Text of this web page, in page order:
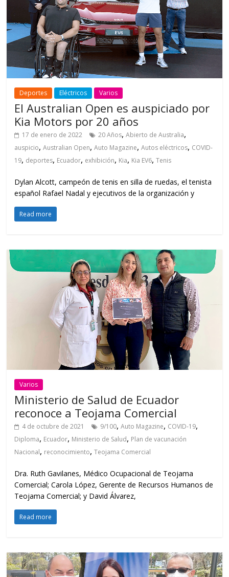
Deportes Eléctricos Varios
El Australian Open es auspiciado por
Kia Motors por 20 años
17 de enero de 2022 20 Años,Abierto de Australia,
auspicio,Australian Open,Auto Magazine,Autos eléctricos, COVID-
19, deportes, Ecuador, exhibición, Kia, Kia EV6,Tenis
Dylan Alcott, campeón de tenis en silla de ruedas, el tenista
español Rafael Nadal y ejecutivos de la organización y
Read more
Varios
Ministerio de Salud de Ecuador
reconoce a Teojama Comercial
4 de octubre de 2021 9/100,Auto Magazine, COVID-19,
Diploma, Ecuador, Ministerio de Salud, Plan de vacunación
Nacional, reconocimiento,Teojama Comercial
Dra. Ruth Gavilanes, Médico Ocupacional de Teojama
Comercial; Carola López, Gerente de Recursos Humanos de
Teojama Comercial; y David Álvarez,
Read more